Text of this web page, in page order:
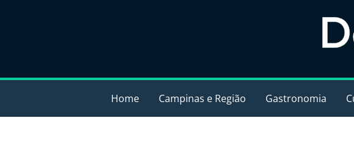
Home Campinas e Região Gastronomia